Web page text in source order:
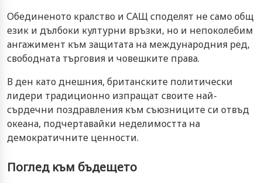
Обединеното кралство и САЩ споделят не само общ
език и дълбоки културни връзки, но и непоколебим
ангажимент към защитата на международния ред,
свободната търговия и човешките права.
В ден като днешния, британските политически
лидери традиционно изпращат своите най-
сърдечни поздравления към съюзниците си отвъд
океана, подчертавайки неделимостта на
демократичните ценности.
Поглед към бъдещето